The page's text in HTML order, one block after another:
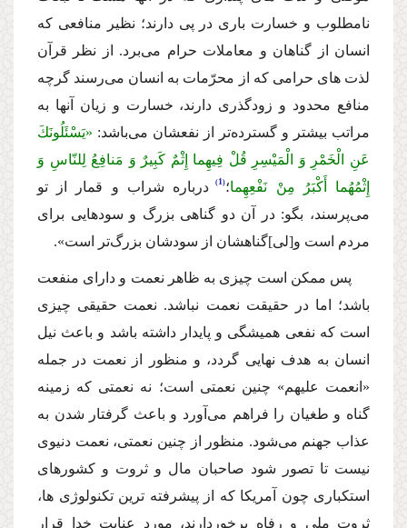
نامطلوب و خسارت بارى در پى دارند؛ نظیر منافعى كه
انسان از گناهان و معاملات حرام مى‌برد. از نظر قرآن
لذت هاى حرامى كه از محرّمات به انسان مى‌رسند گرچه
منافع محدود و زودگذرى دارند، خسارت و زیان آنها به
مراتب بیشتر و گسترده‌تر از نفعشان مى‌باشد: «یَسْئَلُونَكَ
عَنِ الْخَمْرِ وَ الْمَیْسِرِ قُلْ فِیهِما إِثْمٌ كَبِیرٌ وَ مَنافِعُ لِلنّاسِ وَ
إِثْمُهُما أَكْبَرُ مِنْ نَفْعِهِما؛ 1
درباره شراب و قمار از تو
مى‌پرسند، بگو: در آن دو گناهى بزرگ و سودهایى براى
مردم است و[لى]گناهشان از سودشان بزرگ‌تر است».
پس ممكن است چیزى به ظاهر نعمت و داراى منفعت
باشد؛ اما در حقیقت نعمت نباشد. نعمت حقیقى چیزى
است كه نفعى همیشگى و پایدار داشته باشد و باعث نیل
انسان به هدف نهایى گردد، و منظور از نعمت در جمله
«انعمت علیهم» چنین نعمتى است؛ نه نعمتى كه زمینه
گناه و طغیان را فراهم مى‌آورد و باعث گرفتار شدن به
عذاب جهنم مى‌شود. منظور از چنین نعمتى، نعمت دنیوى
نیست تا تصور شود صاحبان مال و ثروت و كشورهاى
استكبارى چون آمریكا كه از پیشرفته ترین تكنولوژى ها،
ثروت ملى و رفاه برخوردارند، مورد عنایت خدا قرار